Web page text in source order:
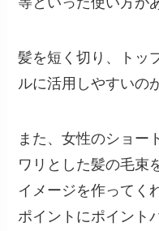
髪を短く切り、トッ
ルに活用しやすいの
また、女性のショー
ワリとした髪の毛束
イメージを作ってく
ポイントにポイント